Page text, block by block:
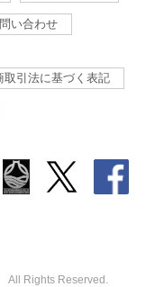
い合わせ
取引法に基づく表記
All Rights Reserved.